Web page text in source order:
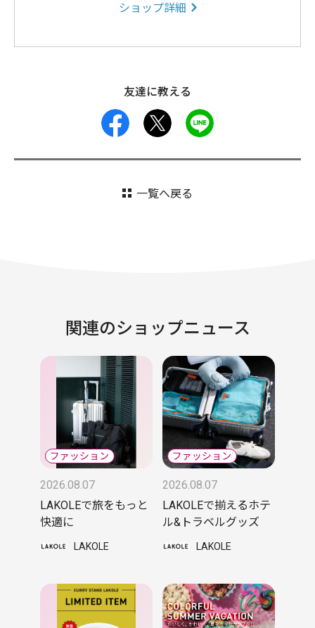
ショップ詳細
友達に教える
facebook
一覧へ戻る
関連のショップニュース
2026.08.07
LAKOLEで旅をもっと
快適に
LAKOLE
2026.08.07
LAKOLEで揃えるホテ
ル&トラベルグッズ
LAKOLE